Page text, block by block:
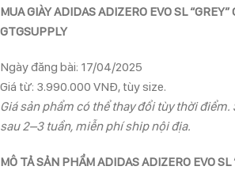
MUA GIÀY ADIDAS ADIZERO EVO SL
GTGSUPPLY
Ngày đăng bài: 17/04/2025
Giá từ: 3.990.000 VNĐ, tùy size.
Giá sản phẩm có thể thay đổi tùy thời điểm.
sau 2–3 tuần, miễn phí ship nội địa.
MÔ TẢ SẢN PHẨM ADIDAS ADIZERO EVO SL